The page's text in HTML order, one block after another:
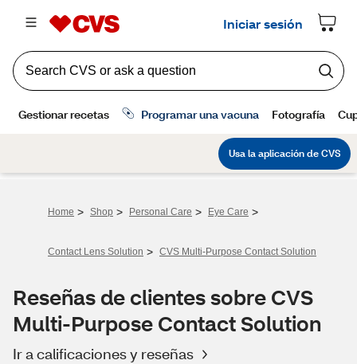
Home > Shop > Personal Care > Eye Care >
Contact Lens Solution > CVS Multi-Purpose Contact Solution
Reseñas de clientes sobre CVS
Multi-Purpose Contact Solution
Ir a calificaciones y reseñas